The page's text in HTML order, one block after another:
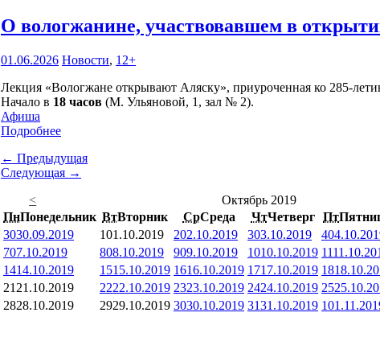
О вологжанине, участвовавшем в
01.06.2026 Новости, 12+
Лекция «Вологжане открывают Аляску», приуроченная ко 285-
Начало в 18 часов (М. Ульяновой, 1, зал № 2).
Афиша
Подробнее
← Предыдущая
Следующая →
<
Октябрь 2019
ПнПонедельник ВтВторник СрСреда ЧтЧетверг Пт
3030.09.2019 101.10.2019 202.10.2019 303.10.2019 4
707.10.2019 808.10.2019 909.10.2019 1010.10.2019 11
1414.10.2019 1515.10.2019 1616.10.2019 1717.10.2019 18
21 21.10.2019 2222.10.2019 2323.10.2019 2424.10.2019 25
2828.10.2019 2929.10.2019 3030.10.2019 3131.10.2019 1